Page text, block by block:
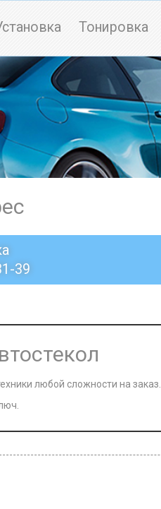
Тонировка
39
любой сложности на заказ.